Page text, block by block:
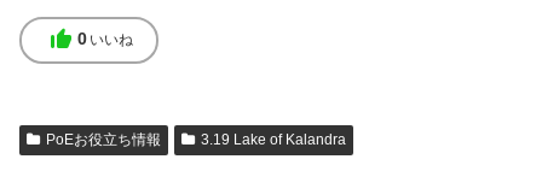
thumb_up 0 いいね
PoEお役立ち情報 3.19 Lake of Kalandra